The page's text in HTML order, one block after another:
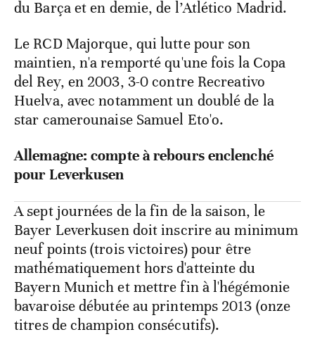
du Barça et en demie, de l’Atlético Madrid.
Le RCD Majorque, qui lutte pour son
maintien, n'a remporté qu'une fois la Copa
del Rey, en 2003, 3-0 contre Recreativo
Huelva, avec notamment un doublé de la
star camerounaise Samuel Eto'o.
Allemagne: compte à rebours enclenché
pour Leverkusen
A sept journées de la fin de la saison, le
Bayer Leverkusen doit inscrire au minimum
neuf points (trois victoires) pour être
mathématiquement hors d'atteinte du
Bayern Munich et mettre fin à l'hégémonie
bavaroise débutée au printemps 2013 (onze
titres de champion consécutifs).